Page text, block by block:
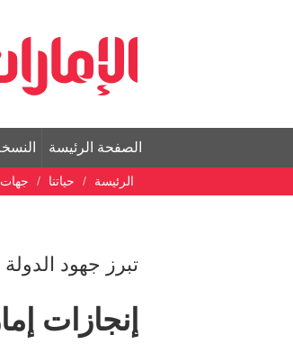
الصفحة الرئيسة
الرئيسة حياتنا جهات
تبرز جهود
إنجازات